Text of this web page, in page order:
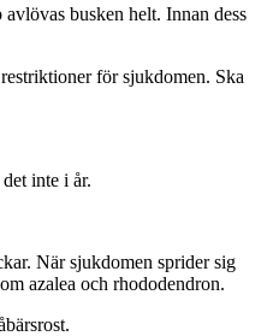
busken helt. Innan dess
för sjukdomen. Ska
inte i år.
När sjukdomen sprider sig
azalea och rhododendron.